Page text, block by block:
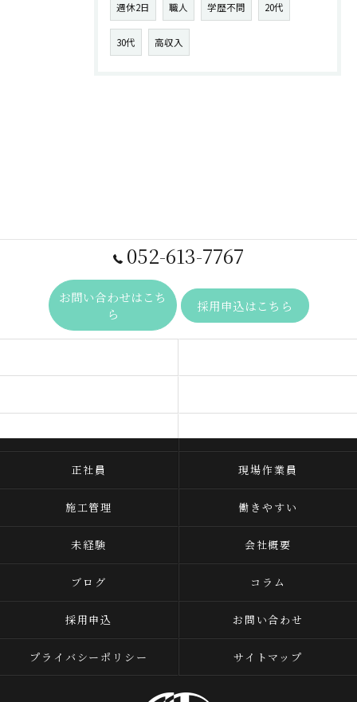
週休2日 職人 学歴不問 20代
30代 高収入
052-613-7767
お問い合わせはこち
ら
採用申込はこちら
正社員 現場作業員
施工管理 働きやすい
未経験 会社概要
ブログ コラム
採用申込 お問い合わせ
プライバシーポリシー サイトマップ